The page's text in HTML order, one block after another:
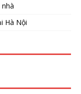
Hà Nội